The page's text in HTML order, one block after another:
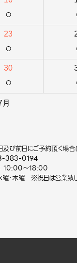
○
23
○
30
○
及び前日にご予約頂く場合
383-0194
10:00～18:00
曜・木曜 ※祝日は営業致